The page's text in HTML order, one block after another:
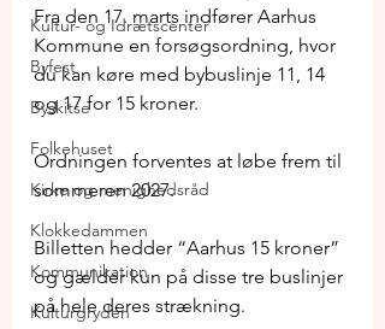
Kultur- og Idrætscenter
Byfest
Byskitse
Folkehuset
Kirke og menighedsråd
Klokkedammen
Kommunikation
Kulturgryden
Fra den 17. marts indfører Aarhus
Kommune en forsøgsordning, hvor
du kan køre med bybuslinje 11, 14
og 17 for 15 kroner.
Ordningen forventes at løbe frem til
sommeren 2027.
Billetten hedder “Aarhus 15 kroner”
og gælder kun på disse tre buslinjer
på hele deres strækning.